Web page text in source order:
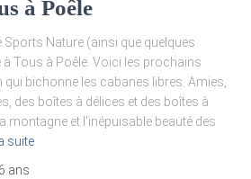
à Poêle
Sports Nature (ainsi que quelques
Tous à Poêle. Voici les prochains
qui bichonne les cabanes libres. Amies,
des boîtes à délices et des boîtes à
montagne et l’inépuisable beauté des
suite
6 ans